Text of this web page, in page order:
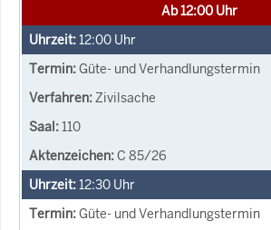
Ab 12:00 Uhr
12:00 Uhr
Güte- und Verhandlungstermin
Zivilsache
110
C 85/26
12:30 Uhr
Güte- und Verhandlungstermin